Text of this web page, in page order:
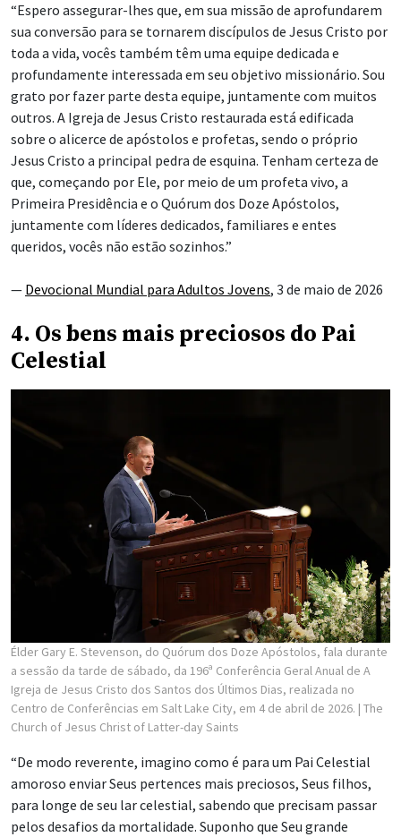
“Espero assegurar-lhes que, em sua missão de aprofundarem
sua conversão para se tornarem discípulos de Jesus Cristo por
toda a vida, vocês também têm uma equipe dedicada e
profundamente interessada em seu objetivo missionário. Sou
grato por fazer parte desta equipe, juntamente com muitos
outros. A Igreja de Jesus Cristo restaurada está edificada
sobre o alicerce de apóstolos e profetas, sendo o próprio
Jesus Cristo a principal pedra de esquina. Tenham certeza de
que, começando por Ele, por meio de um profeta vivo, a
Primeira Presidência e o Quórum dos Doze Apóstolos,
juntamente com líderes dedicados, familiares e entes
queridos, vocês não estão sozinhos.”
— Devocional Mundial para Adultos Jovens, 3 de maio de 2026
4. Os bens mais preciosos do Pai
Celestial
Élder Gary E. Stevenson, do Quórum dos Doze Apóstolos, fala durante
a sessão da tarde de sábado, da 196ª Conferência Geral Anual de A
Igreja de Jesus Cristo dos Santos dos Últimos Dias, realizada no
Centro de Conferências em Salt Lake City, em 4 de abril de 2026. | The
Church of Jesus Christ of Latter-day Saints
“De modo reverente, imagino como é para um Pai Celestial
amoroso enviar Seus pertences mais preciosos, Seus filhos,
para longe de seu lar celestial, sabendo que precisam passar
pelos desafios da mortalidade. Suponho que Seu grande